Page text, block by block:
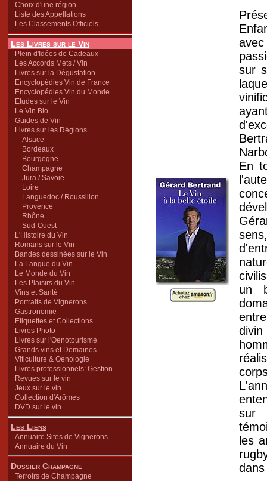
Choix d'une région
Liste des Appellations
Les Classements Officiels
Les Livres sur le Vin
Plein d'Idées de Cadeaux
Les Accords Mets / Vin
Livres sur la Dégustation
Encyclopédies Vin de France
Encyclopédies Vin du Monde
Etudes sur le Vin
Le Vin Bio
Guides de Vin
Livres sur les Régions
Alsace
Bordeaux
Bourgogne
Champagne
Jura / Savoie
Loire
Languedoc / Roussillon
Provence
Rhône
Sud-Ouest
L'Histoire du Vin
Romans sur le Vin
Bandes dessinées sur le Vin
La Langue du Vin
Le Monde du Vin
Les Plaisirs du Vin
Vins et Santé
Portraits de Vignerons
Gastronomie
Etiquettes et Collections
Livres Photo
Livres sur l'Oenotourisme
Grands vins et Domaines
Viticulture & Oenologie
Livres professionnels: Gestion
Revues sur le vin
Jeux sur le vin
Collection d'Arômes
DVD sur le vin
Les Liens
Annuaire Sites de Vignerons
Annuaire du Vin
Dossier Champagne
Terroirs de Champagne
sur
En
un
divin
sur
les